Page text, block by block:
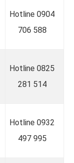
Hotline 0904
706 588
Hotline 0825
281 514
Hotline 0932
497 995